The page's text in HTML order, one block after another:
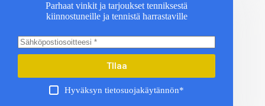
Parhaat vinkit ja tarjoukset tenniksestä
kiinnostuneille ja tennistä harrastaville
TIlaa
Hyväksyn tietosuojakäytännön*